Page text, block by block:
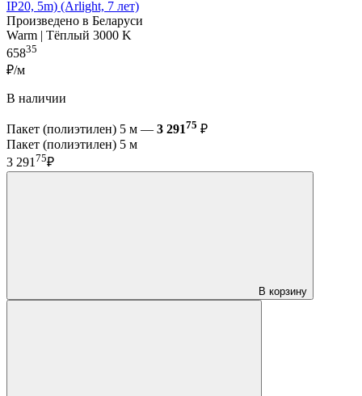
IP20, 5m) (Arlight, 7 лет)
Произведено в Беларуси
Warm | Тёплый 3000 K
65835
₽/м
В наличии
Пакет (полиэтилен) 5 м — 3 29175 ₽
Пакет (полиэтилен) 5 м
3 29175₽
В корзину